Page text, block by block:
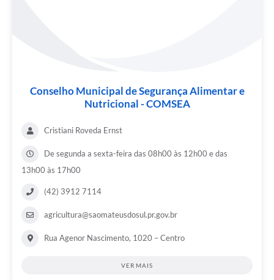
Conselho Municipal de Segurança Alimentar e
Nutricional - COMSEA
Cristiani Roveda Ernst
De segunda a sexta-feira das 08h00 às 12h00 e das
13h00 às 17h00
(42) 3912 7114
agricultura@saomateusdosul.pr.gov.br
Rua Agenor Nascimento, 1020 – Centro
VER MAIS